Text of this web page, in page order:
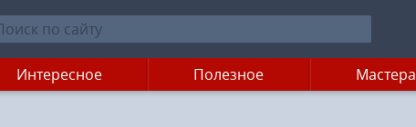
Интересное Полезное Мастера